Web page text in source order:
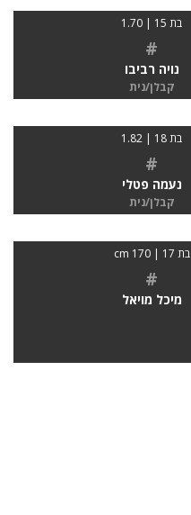
בת 15 | 1.70
#
נויה רביבו
קבלן/נית
בת 18 | 1.82
#
נעמה פטלי
קבלן/נית
בת 17 | 170 cm
#
מיכל מויאל